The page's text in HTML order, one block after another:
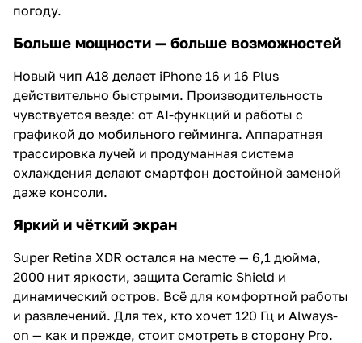
погоду.
Больше мощности — больше возможностей
Новый чип A18 делает iPhone 16 и 16 Plus
действительно быстрыми. Производительность
чувствуется везде: от AI-функций и работы с
графикой до мобильного гейминга. Аппаратная
трассировка лучей и продуманная система
охлаждения делают смартфон достойной заменой
даже консоли.
Яркий и чёткий экран
Super Retina XDR остался на месте — 6,1 дюйма,
2000 нит яркости, защита Ceramic Shield и
динамический остров. Всё для комфортной работы
и развлечений. Для тех, кто хочет 120 Гц и Always-
on — как и прежде, стоит смотреть в сторону Pro.